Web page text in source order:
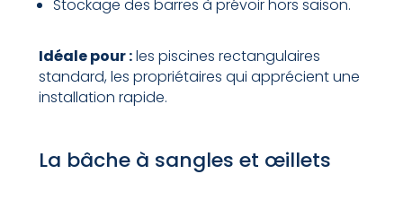
Stockage des barres à prévoir hors saison.
Idéale pour :les piscines rectangulaires
standard, les propriétaires qui apprécient une
installation rapide.
La bâche à sangles et œillets